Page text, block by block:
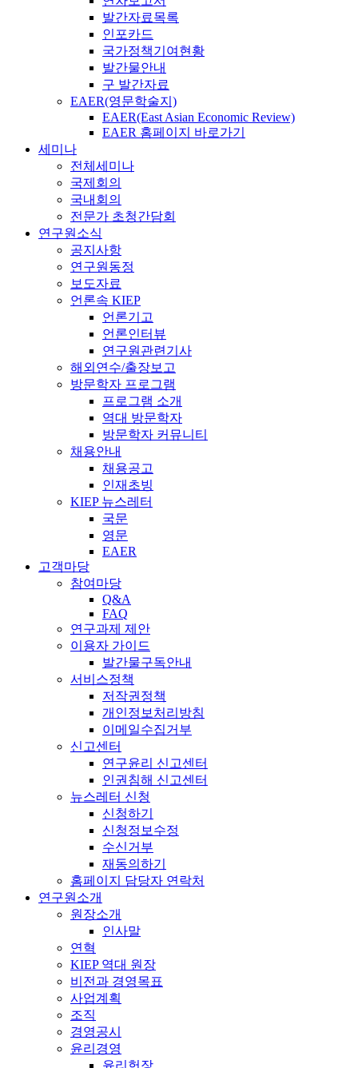
발간자료목록
인포카드
국가정책기여현황
발간물안내
구 발간자료
EAER(영문학술지)
EAER(East Asian Economic Review)
EAER 홈페이지 바로가기
세미나
전체세미나
국제회의
국내회의
전문가 초청간담회
연구원소식
공지사항
연구원동정
보도자료
언론속 KIEP
언론기고
언론인터뷰
연구원관련기사
해외연수/출장보고
방문학자 프로그램
프로그램 소개
역대 방문학자
방문학자 커뮤니티
채용안내
채용공고
인재초빙
KIEP 뉴스레터
국문
영문
EAER
고객마당
참여마당
Q&A
FAQ
연구과제 제안
이용자 가이드
발간물구독안내
서비스정책
저작권정책
개인정보처리방침
이메일수집거부
신고센터
연구윤리 신고센터
인권침해 신고센터
뉴스레터 신청
신청하기
신청정보수정
수신거부
재동의하기
홈페이지 담당자 연락처
연구원소개
원장소개
인사말
연혁
KIEP 역대 원장
비전과 경영목표
사업계획
조직
경영공시
윤리경영
윤리헌장